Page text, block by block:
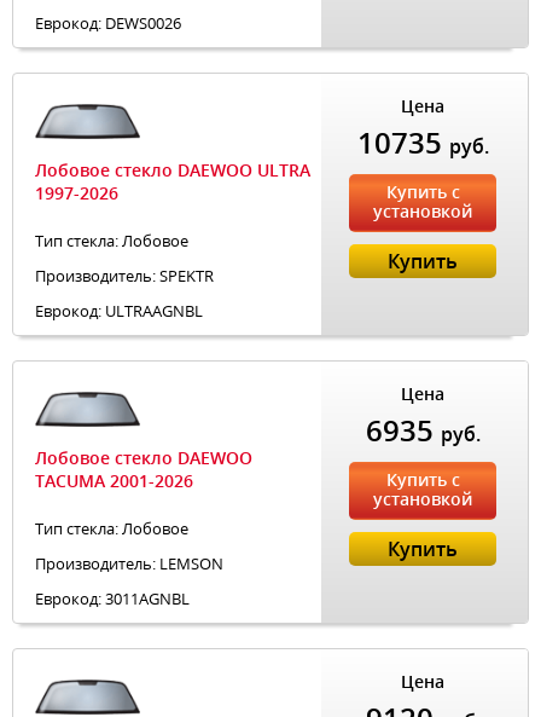
Еврокод: DEWS0026
Лобовое стекло DAEWOO ULTRA
1997-2026
Тип стекла: Лобовое
Производитель: SPEKTR
Еврокод: ULTRAAGNBL
Цена
10735 руб.
Купить с
установкой
Купить
Лобовое стекло DAEWOO
TACUMA 2001-2026
Тип стекла: Лобовое
Производитель: LEMSON
Еврокод: 3011AGNBL
Цена
6935 руб.
Купить с
установкой
Купить
Цена